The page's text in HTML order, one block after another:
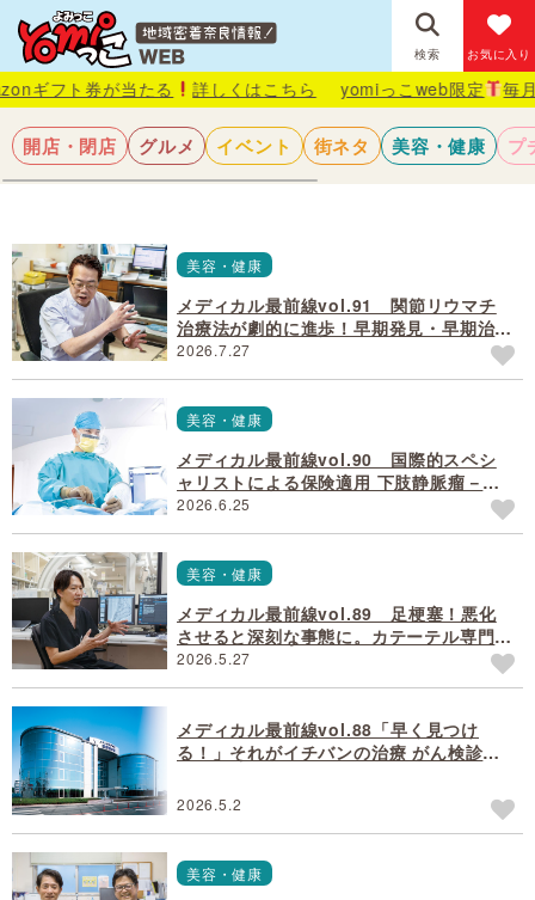
検索 お気に入り
が当たる 詳しくはこちら yomiっこweb限定 毎月抽選で1
開店・閉店 グルメ イベント 街ネタ 美容・健康 プ
美容・健康
メディカル最前線vol.91 関節リウマチ
治療法が劇的に進歩！早期発見・早期治療
で普通の生活も
2026.7.27
美容・健康
メディカル最前線vol.90 国際的スペシ
ャリストによる保険適用 下肢静脈瘤－最
先端の日帰り手術
2026.6.25
美容・健康
メディカル最前線vol.89 足梗塞！悪化
させると深刻な事態に。カテーテル専門医
とチーム医療でサポート
2026.5.27
メディカル最前線vol.88「早く見つけ
る！」それがイチバンの治療 がん検診は
2026.5.2
美容・健康